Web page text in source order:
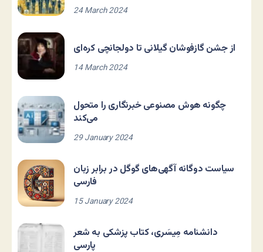
24 March 2024
از جشن گازفوشان گیلانی تا دولجانچی کره‌ای
14 March 2024
چگونه هوش مصنوعی خبرنگاری را متحول
می‌کند
29 January 2024
سیاست دوگانه آگهی‌های گوگل در برابر زبان
فارسی
15 January 2024
دانشنامه مِیسَری، کتاب پزشکی به شعر
پارسی